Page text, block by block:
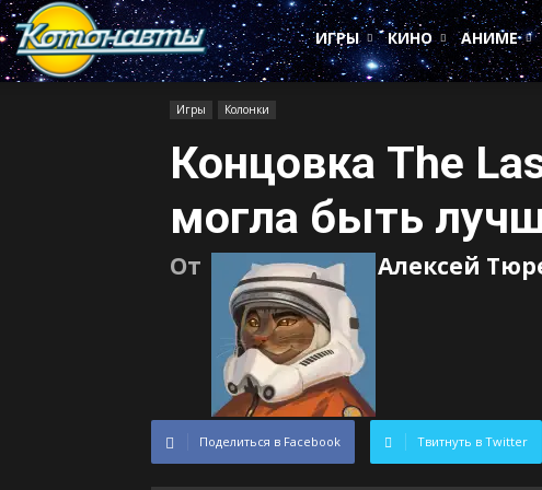
Котонавты
ИГРЫ
КИНО АНИМЕ
Игры Колонки
Концовка The
могла быть
От Алексей
Поделиться в Facebook Твитнуть в Twitter